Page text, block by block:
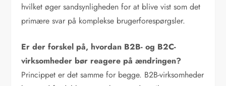
hvilket øger sandsynligheden for at blive vist som det
primære svar på komplekse brugerforespørgsler.
Er der forskel på, hvordan B2B- og B2C-
virksomheder bør reagere på ændringen?
Princippet er det samme for begge. B2B-virksomheder